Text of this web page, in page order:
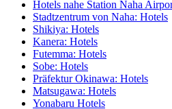
Hotels nahe Station Naha
Stadtzentrum von Naha: Hotels
Shikiya: Hotels
Kanera: Hotels
Futemma: Hotels
Sobe: Hotels
Präfektur Okinawa: Hotels
Matsugawa: Hotels
Yonabaru Hotels